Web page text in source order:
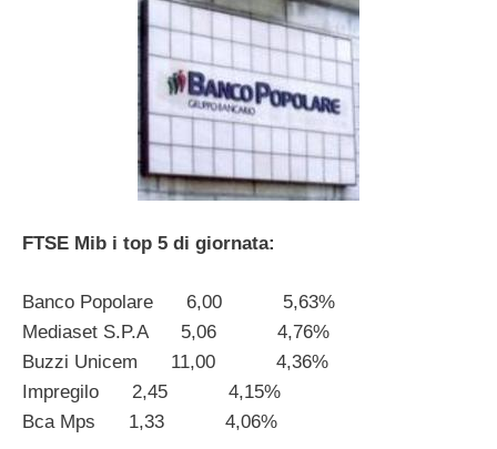
FTSE Mib i top 5 di giornata:
Banco Popolare 6,00 5,63%
Mediaset S.P.A 5,06 4,76%
Buzzi Unicem 11,00 4,36%
Impregilo 2,45 4,15%
Bca Mps 1,33 4,06%